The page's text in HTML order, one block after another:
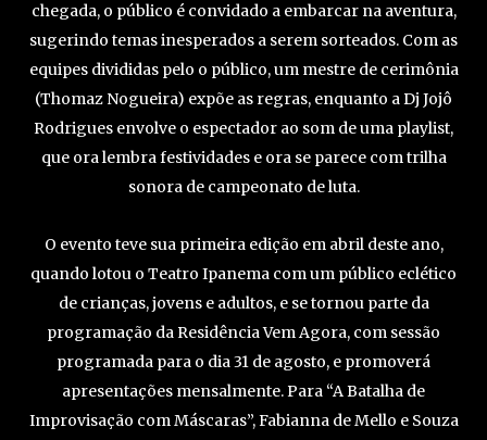
chegada, o público é convidado a embarcar na aventura,
sugerindo temas inesperados a serem sorteados. Com as
equipes divididas pelo o público, um mestre de cerimônia
(Thomaz Nogueira) expõe as regras, enquanto a Dj Jojô
Rodrigues envolve o espectador ao som de uma playlist,
que ora lembra festividades e ora se parece com trilha
sonora de campeonato de luta.
O evento teve sua primeira edição em abril deste ano,
quando lotou o Teatro Ipanema com um público eclético
de crianças, jovens e adultos, e se tornou parte da
programação da Residência Vem Agora, com sessão
programada para o dia 31 de agosto, e promoverá
apresentações mensalmente. Para “A Batalha de
Improvisação com Máscaras”, Fabianna de Mello e Souza